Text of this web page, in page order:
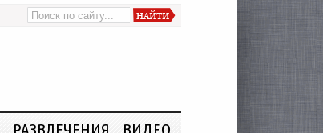
РАЗВЛЕЧЕНИЯ ВИДЕО